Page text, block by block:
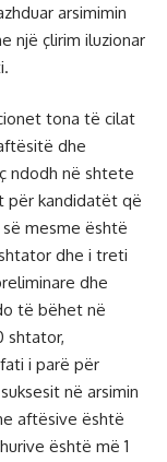
arsimimin
një çlirim iluzionar
tona të cilat
dhe
ndodh në shtete
për kandidatët që
mesme është
dhe i treti
dhe
të bëhet në
shtator,
i parë për
në arsimin
aftësive është
është më 1